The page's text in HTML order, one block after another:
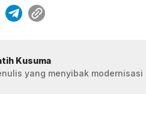
Kusuma
yang menyibak